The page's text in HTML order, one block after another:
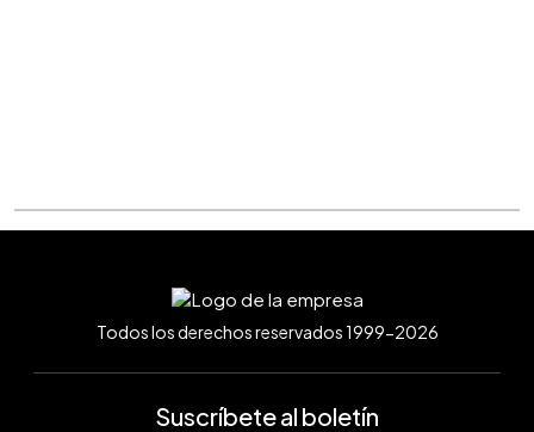
Todos los derechos reservados 1999-2026
Suscríbete al boletín